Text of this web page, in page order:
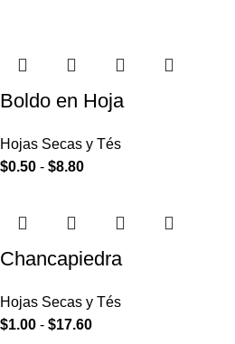
Boldo en Hoja
Hojas Secas y Tés
$0.50 - $8.80
Chancapiedra
Hojas Secas y Tés
$1.00 - $17.60